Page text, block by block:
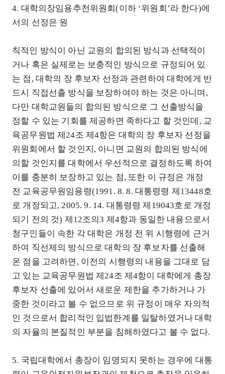
4. 대학의장임용추천위원회(이하 ‘위원회’라 한다)에
서의 선정은 원
칙적인 방식이 아닌 교원의 합의된 방식과 선택적이
거나 혹은 실제로는 보충적인 방식으로 규정되어 있
는 점, 대학의 장 후보자 선정과 관련하여 대학에게 반
드시 직접선출 방식을 보장하여야 하는 것은 아니며,
다만 대학교원들의 합의된 방식으로 그 선출방식을
정할 수 있는 기회를 제공하면 족하다고 할 것인데, 교
육공무원법 제24조 제4항은 대학의 장 후보자 선정을
위원회에서 할 것인지, 아니면 교원의 합의된 방식에
의할 것인지를 대학에서 우선적으로 결정하도록 하여
이를 충분히 보장하고 있는 점, 또한 이 규정은 개정
전 교육공무원임용령(1991. 8. 8. 대통령령 제13448호
로 개정되고, 2005. 9. 14. 대통령령 제19043호로 개정
되기 전의 것) 제12조의3 제4항과 동일한 내용으로서
청구인들이 속한 각 대학은 개정 전 위 시행령에 근거
하여 직선제의 방식으로 대학의 장 후보자를 선출해
온 점을 고려하면, 이전의 시행령의 내용을 그대로 담
고 있는 교육공무원법 제24조 제4항이 대학에게 총장
후보자 선출에 있어서 새로운 제한을 추가하거나 가
중한 것이라고 볼 수 없으므로 위 규정이 매우 자의적
인 것으로서 합리적인 입법한계를 일탈하였거나 대학
의 자율의 본질적인 부분을 침해하였다고 볼 수 없다.
5. 국립대학에서 총장이 임명되지 못하는 경우에 대통